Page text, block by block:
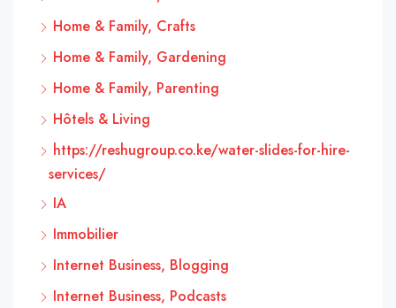
Home & Family, Crafts
Home & Family, Gardening
Home & Family, Parenting
Hôtels & Living
https://reshugroup.co.ke/water-slides-for-hire-
services/
IA
Immobilier
Internet Business, Blogging
Internet Business, Podcasts